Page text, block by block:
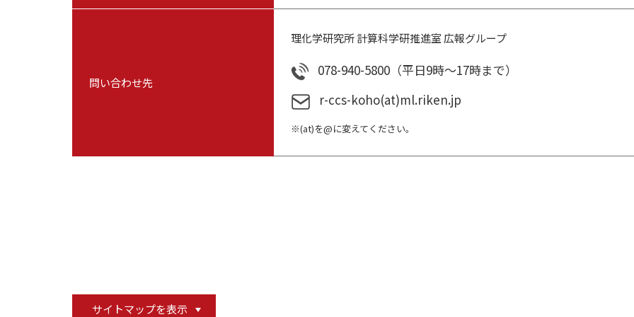
問い合わせ先
理化学研究所 計算科学研推進室 広報グループ
078-940-5800 （平日9時～17時まで）
r-ccs-koho(at)ml.riken.jp
(at)を@に変えてください。
サイトマップを表示